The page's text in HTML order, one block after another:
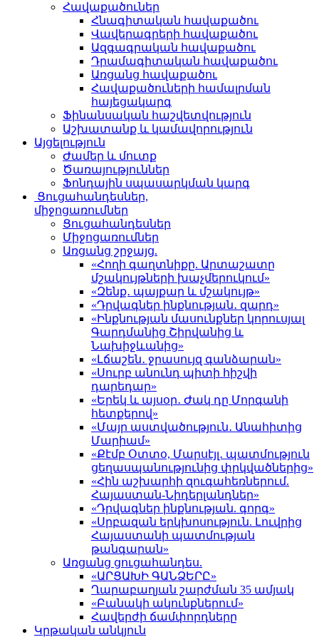
Հավաքածուներ
Հնագիտական հավաքածու
Վավերագրերի հավաքածու
Ազգագրական հավաքածու
Դրամագիտական հավաքածու
Առցանց հավաքածու
Հավաքածուների համալրման
հայեցակարգ
Ֆինանսական հաշվետվություն
Աշխատանք և կամավորություն
Այցելություն
Ժամեր և մուտք
Ծառայություններ
Ֆոնդային սպասարկման կարգ
Ցուցահանդեսներ,
միջոցառումներ
Ցուցահանդեսներ
Միջոցառումներ
Առցանց շրջայց.
«Հողի գաղտնիքը. Արտաշատը
մշակույթների խաչմերուկում»
«Զենք․ պայքար և մշակույթ»
«Դրվագներ ինքնության․ զարդ»
«Ինքնության մասունքներ կորուսյալ
Գարդմանից Շիրվանից և
Նախիջևանից»
«Լճաշեն․ ջրասույզ գանձարան»
«Սուրբ անունդ պիտի հիշվի
դարեդար»
«Երեկ և այսօր․ Ժակ դը Մորգանի
հետքերով»
«Մայր աստվածություն․ Անահիտից
Մարիամ»
«Քէմբ Օտտօ, Մարսէյլ․ պատմություն
ցեղասպանությունից փրկվածներից»
«Հին աշխարհի զուգահեռներում.
Հայաստան-Նիդերլանդներ»
«Դրվագներ ինքնության. գորգ»
«Սրբազան երկխոսություն. Լուվրից
Հայաստանի պատմության
թանգարան»
Առցանց ցուցահանդես.
«ԱՐՑԱԽԻ ԳԱՆՁԵՐԸ»
Ղարաբաղյան շարժման 35 ամյակ
«Բանակի ակունքներում»
Հավերժի ճամփորդները
Կրթական անկյուն